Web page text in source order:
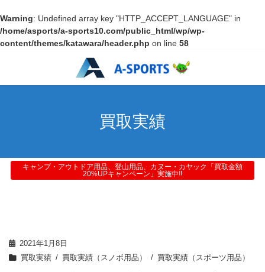
Warning: Undefined array key "HTTP_ACCEPT_LANGUAGE" in
/home/asports/a-sports10.com/public_html/wp/wp-
content/themes/katawara/header.php on line 58
買取実績
キャンプ・アウトドア用品、登山用品、カヌー・カヤック「買取金額
20%UPキャンペーン」実施中!!
2021年1月8日
買取実績
買取実績（スノボ用品） 買取実績（スポーツ用品）